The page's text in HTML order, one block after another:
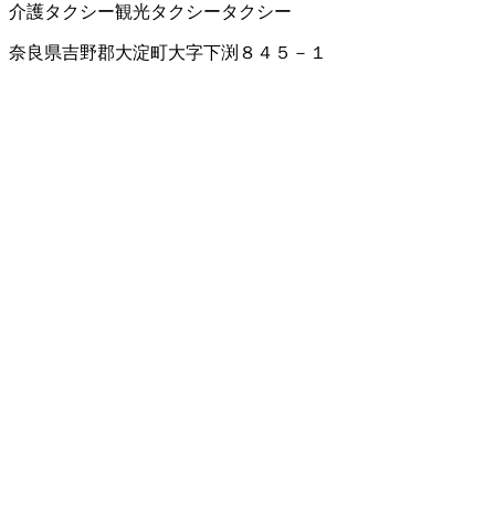
介護タクシー観光タクシータクシー
奈良県吉野郡大淀町大字下渕８４５－１